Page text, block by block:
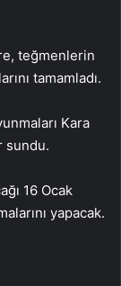
teğmenlerin
tamamladı.
Kara
sundu.
16 Ocak
yapacak.